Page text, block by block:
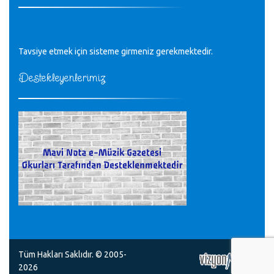
Tavsiye etmek için sisteme girmeniz gerekmektedir.
Destekleyenlerimiz
Tüm Hakları Saklıdır. © 2005-
2026